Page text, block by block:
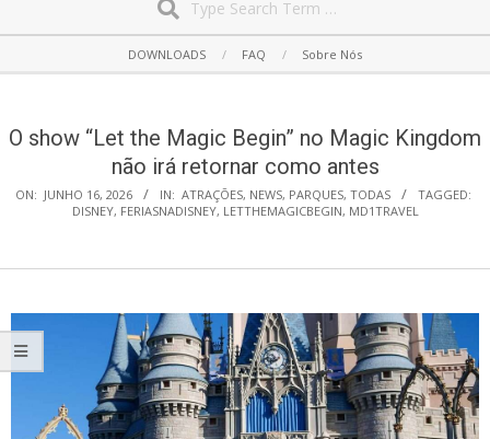
Navigation
DOWNLOADS FAQ Sobre Nós
O show “Let the Magic Begin” no Magic Kingdom
não irá retornar como antes
ON: JUNHO 16, 2026 IN: ATRAÇÕES, NEWS, PARQUES, TODAS
TAGGED:
DISNEY, FERIASNADISNEY, LETTHEMAGICBEGIN, MD1TRAVEL